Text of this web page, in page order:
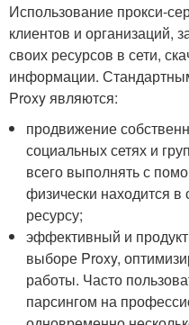
Использование прокси-
клиентов и
своих ресурсов в сети,
информации.
Proxy являются:
продвижение
социальных сетях и
всего выполнять с
физически находится
ресурсу;
эффективный и
выборе Proxy,
работы. Часто
парсингом на